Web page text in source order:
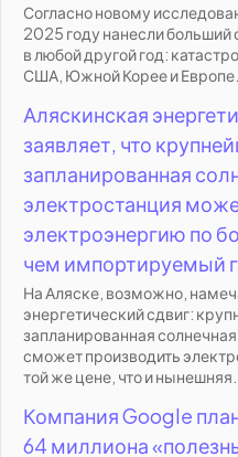
Согласно новому
2025 году нанесли
в любой другой год:
США, Южной Корее и Европе...
Аляскинская
заявляет, что
запланированная
электростанция
электроэнергию по
чем импортируемый
На Аляске, возможно,
энергетический сдвиг:
запланированная
сможет производить
той же цене, что и нынешняя...
Компания Google
64 миллиона